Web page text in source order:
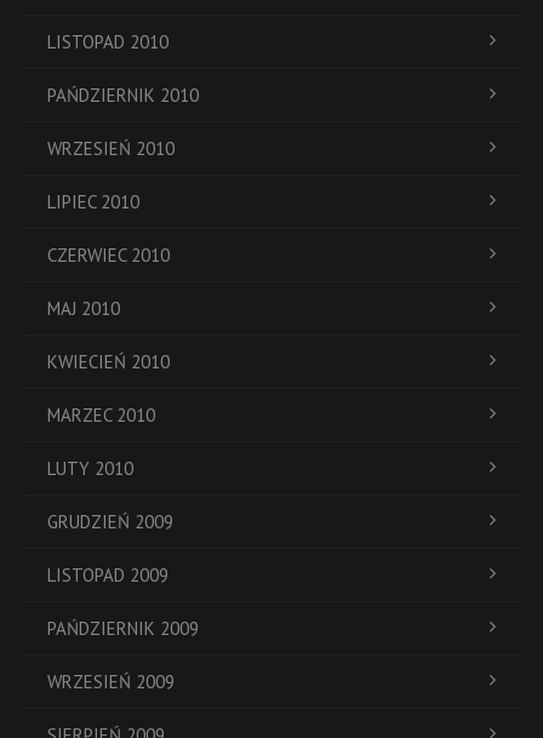
LISTOPAD 2010
PAŃDZIERNIK 2010
WRZESIEŃ 2010
LIPIEC 2010
CZERWIEC 2010
MAJ 2010
KWIECIEŃ 2010
MARZEC 2010
LUTY 2010
GRUDZIEŃ 2009
LISTOPAD 2009
PAŃDZIERNIK 2009
WRZESIEŃ 2009